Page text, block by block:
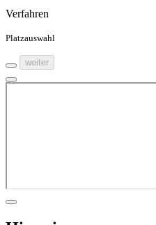
Verfahren
Platzauswahl
weiter